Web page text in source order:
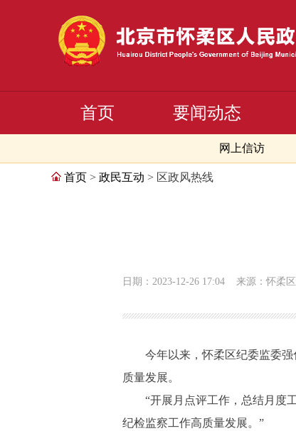
首页 要闻动态
网上信访
首页 > 政民互动 > 区政风热线
日期：2023-12-26 17:04 来源：怀柔
今年以来，怀柔区纪委监委强
质量发展。
“开展月点评工作，总结月度工
纪检监察工作高质量发展。”